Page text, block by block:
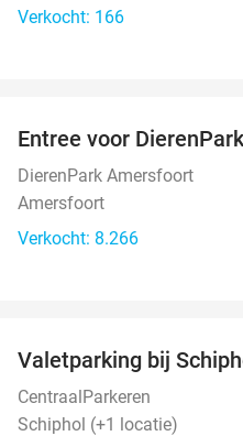
Verkocht: 166
Entree voor
DierenPark Amersfoort
Amersfoort
Verkocht: 8.266
Valetparking bij
CentraalParkeren
Schiphol (+1 locatie)